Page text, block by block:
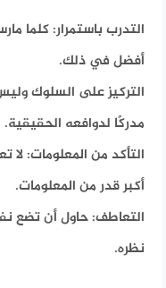
التدرب باستمرار:كلما
أفضل في ذلك.
التركيز على السلوك
مدركًا لدوافعه الحقيقية.
التأكد من المعلومات: لا
أكبر قدر من المعلومات.
التعاطف: حاول أن تضع
نظره.